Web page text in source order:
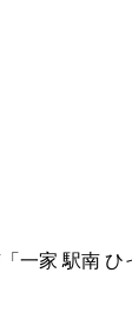
一家 駅南 ひ